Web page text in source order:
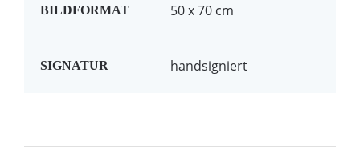
BILDFORMAT 50 x 70 cm
SIGNATUR handsigniert